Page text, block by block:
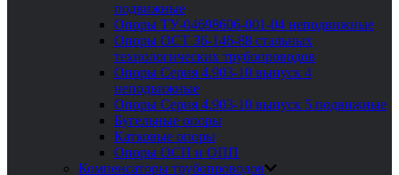
подвижные
Опоры ТУ-04698606-001-04 неподвижные
Опоры ОСТ 36-146-88 стальных
технологических трубопроводов
Опоры Серия 4.903-10 выпуск 4
неподвижные
Опоры Серия 4.903-10 выпуск 5 подвижные
Бугельные опоры
Катковые опоры
Опоры ОСП и ОПП
Компенсаторы трубопроводов